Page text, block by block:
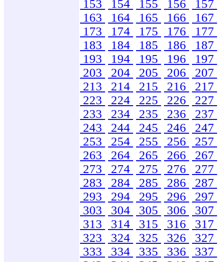
153
154 155 156
157
163
164 165 166
167
173
174 175 176
177
183
184 185 186
187
193
194 195 196
197
203
204 205 206
207
213
214 215 216
217
223
224 225 226
227
233
234 235 236
237
243
244 245 246
247
253
254 255 256
257
263
264 265 266
267
273
274 275 276
277
283
284 285 286
287
293
294 295 296
297
303
304 305 306
307
313
314 315 316
317
323
324 325 326
327
333
334 335 336
337